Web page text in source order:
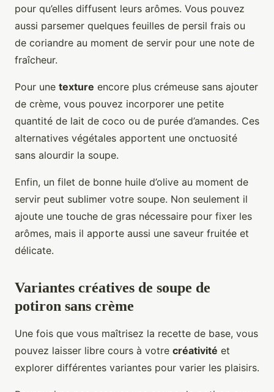
pour qu’elles diffusent leurs arômes. Vous pouvez
aussi parsemer quelques feuilles de persil frais ou
de coriandre au moment de servir pour une note de
fraîcheur.
Pour une texture encore plus crémeuse sans ajouter
de crème, vous pouvez incorporer une petite
quantité de lait de coco ou de purée d’amandes. Ces
alternatives végétales apportent une onctuosité
sans alourdir la soupe.
Enfin, un filet de bonne huile d’olive au moment de
servir peut sublimer votre soupe. Non seulement il
ajoute une touche de gras nécessaire pour fixer les
arômes, mais il apporte aussi une saveur fruitée et
délicate.
Variantes créatives de soupe de
potiron sans crème
Une fois que vous maîtrisez la recette de base, vous
pouvez laisser libre cours à votre créativité et
explorer différentes variantes pour varier les plaisirs.